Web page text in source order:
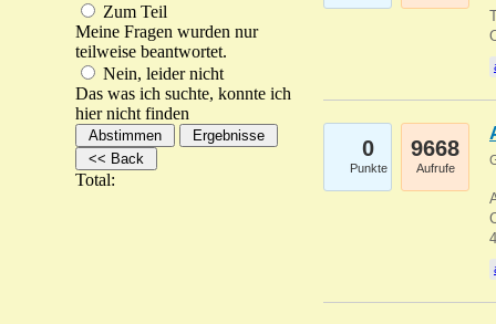
Zum Teil
Meine Fragen wurden nur
teilweise beantwortet.
Nein, leider nicht
Das was ich suchte, konnte ich
hier nicht finden
Total:
0
Punkte
9668
Aufrufe